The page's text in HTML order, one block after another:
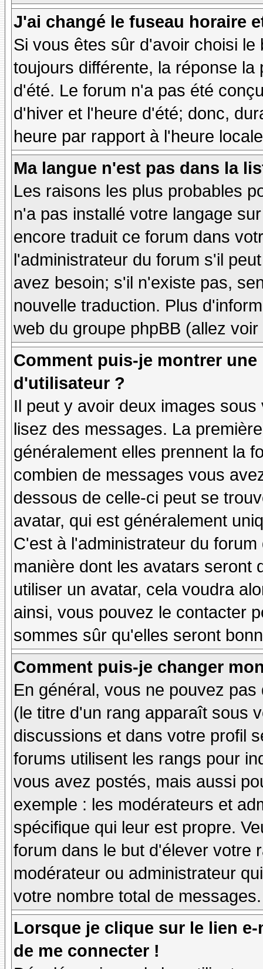
J'ai changé le fuseau horaire
Si vous êtes sûr d'avoir choisi
toujours différente, la réponse
d'été. Le forum n'a pas été
d'hiver et l'heure d'été; donc,
heure par rapport à l'heure
Ma langue n'est pas dans la
Les raisons les plus probables
n'a pas installé votre langage
encore traduit ce forum dans
l'administrateur du forum s'il
avez besoin; s'il n'existe pas,
nouvelle traduction. Plus
web du groupe phpBB (allez
Comment puis-je montrer
d'utilisateur ?
Il peut y avoir deux images
lisez des messages. La
généralement elles prennent la
combien de messages vous
dessous de celle-ci peut se
avatar, qui est généralement
C'est à l'administrateur du
manière dont les avatars seront
utiliser un avatar, cela voudra
ainsi, vous pouvez le contacter
sommes sûr qu'elles seront
Comment puis-je changer
En général, vous ne pouvez
(le titre d'un rang apparaît sous
discussions et dans votre profil
forums utilisent les rangs pour
vous avez postés, mais aussi
exemple : les modérateurs et
spécifique qui leur est propre.
forum dans le but d'élever votre
modérateur ou administrateur
votre nombre total de messages.
Lorsque je clique sur le lien
de me connecter !